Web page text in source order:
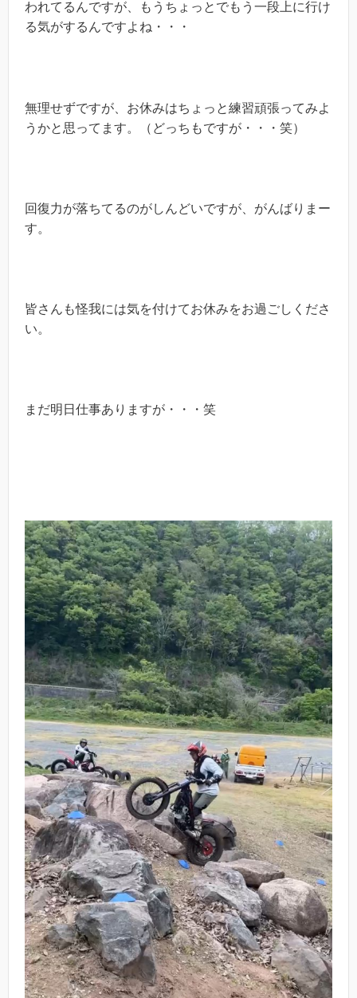
われてるんですが、もうちょっとでもう一段上に行け
る気がするんですよね・・・
無理せずですが、お休みはちょっと練習頑張ってみよ
うかと思ってます。（どっちもですが・・・笑）
回復力が落ちてるのがしんどいですが、がんばりまー
す。
皆さんも怪我には気を付けてお休みをお過ごしくださ
い。
まだ明日仕事ありますが・・・笑